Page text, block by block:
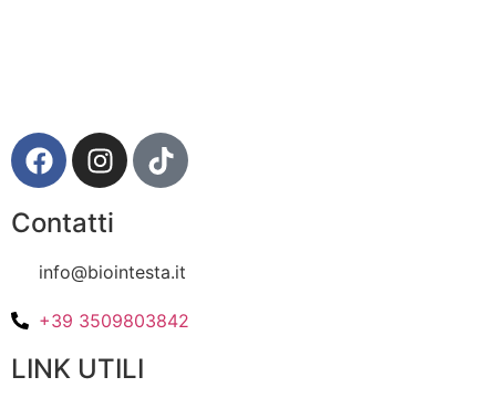
Contatti
info@biointesta.it
+39 3509803842
LINK UTILI